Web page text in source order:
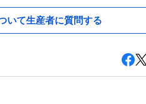
いて生産者に質問する